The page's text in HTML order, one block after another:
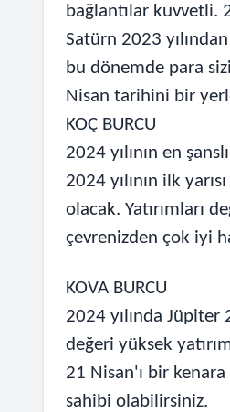
bağlantılar kuvvetli.
Satürn 2023
bu dönemde para
Nisan tarihini bir
KOÇ BURCU
2024 yılının en
2024 yılının ilk
olacak. Yatırımları
çevrenizden çok iyi
KOVA BURCU
2024 yılında Jüpiter
değeri yüksek
21 Nisan'ı bir
sahibi olabilirsiniz.